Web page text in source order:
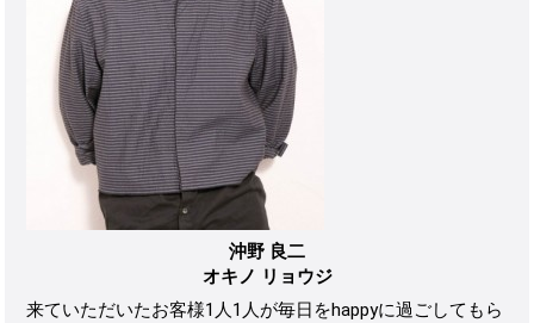
沖野 良二
オキノ リョウジ
来ていただいたお客様1人1人が毎日をhappyに過ごしてもら